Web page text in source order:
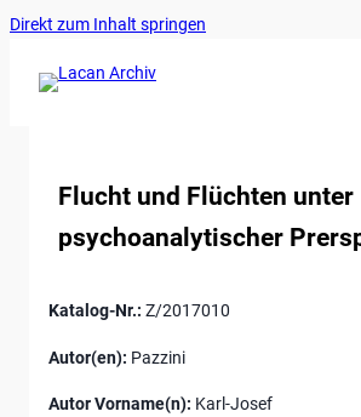
Direkt zum Inhalt springen
Flucht und Flüchten unter
psychoanalytischer
Katalog-Nr.: Z/2017010
Autor(en): Pazzini
Autor Vorname(n): Karl-Josef